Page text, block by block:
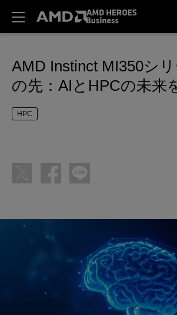
AMD Instinct MI350シ
の先：AIとHPCの未来
HPC